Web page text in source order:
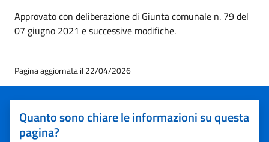
Approvato con deliberazione di Giunta comunale n. 79 del
07 giugno 2021 e successive modifiche.
Pagina aggiornata il 22/04/2026
Quanto sono chiare le informazioni su questa
pagina?